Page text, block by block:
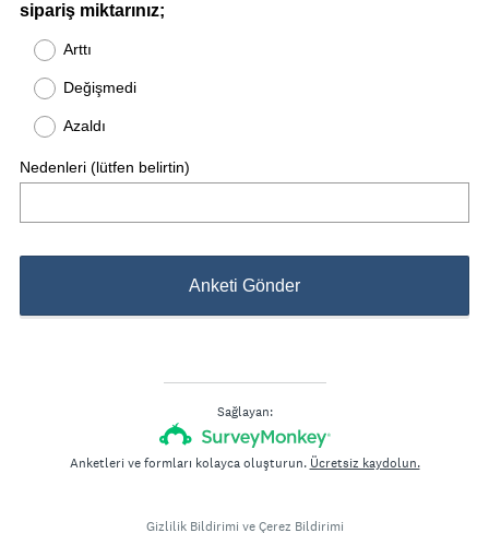
Title
sipariş miktarınız;
Arttı
Değişmedi
Azaldı
Nedenleri (lütfen belirtin)
Anketi Gönder
Sağlayan:
Anketleri ve formları kolayca oluşturun. Ücretsiz kaydolun.
Gizlilik Bildirimi veÇerez Bildirimi